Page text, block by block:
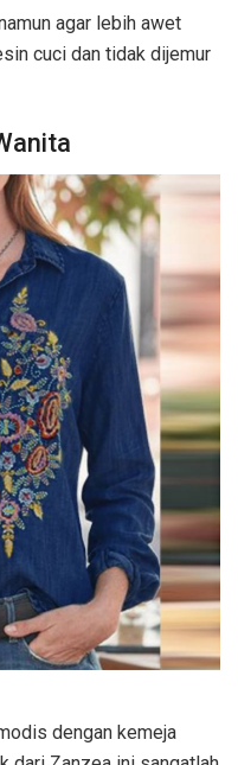
agar lebih awet
cuci dan tidak dijemur
dengan kemeja